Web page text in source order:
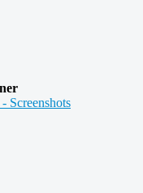
Screenshots